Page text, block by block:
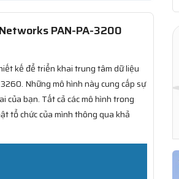
PAN-PA-3200
kế để triển khai trung tâm dữ liệu
Những mô hình này cung cấp sự
của bạn. Tất cả các mô hình trong
tổ chức của mình thông qua khả